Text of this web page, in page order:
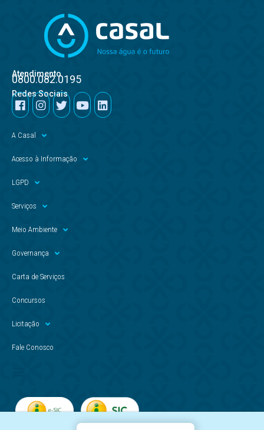
Atendimento
0800.082.0195
Redes Sociais
A Casal
Acesso à Informação
LGPD
Serviços
Meio Ambiente
Governança
Carta de Serviços
Concursos
Licitação
Fale Conosco